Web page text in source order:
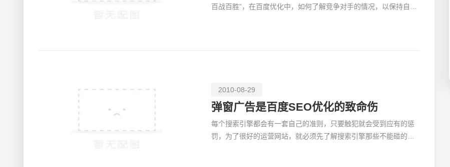
百战百胜”，在百度优化中，如何了解竞争对手的情况，以保持自己
2010-08-29
弹窗广告是百度SEO优化的致命伤
每个搜索引擎都会有一套自己的准则，只要触犯就会受到应有的惩
罚，为了很好的运营网站，就必须先了解搜索引擎那些不能碰的潜
创意